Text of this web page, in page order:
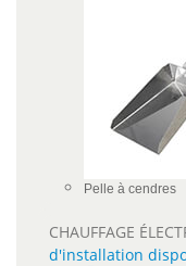
Pelle à cendres
CHAUFFAGE
d'installation